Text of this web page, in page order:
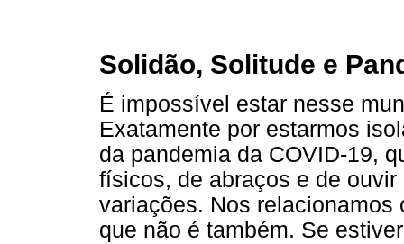
Solidão, Solitude e
É impossível estar nesse
Exatamente por estarmos
da pandemia da COVID-19,
físicos, de abraços e de ouvir
variações. Nos
que não é também. Se